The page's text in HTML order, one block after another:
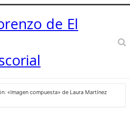
«Imagen compuesta» de Laura Martínez